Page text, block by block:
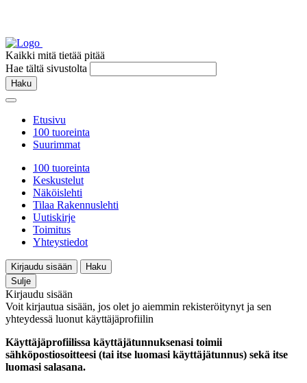
Kaikki mitä tietää pitää
Hae tältä sivustolta
Haku
Etusivu
100 tuoreinta
Suurimmat
100 tuoreinta
Keskustelut
Näköislehti
Tilaa Rakennuslehti
Uutiskirje
Toimitus
Yhteystiedot
Kirjaudu sisään
Haku
Sulje
Kirjaudu sisään
Voit kirjautua sisään, jos olet jo aiemmin rekisteröitynyt ja sen
yhteydessä luonut käyttäjäprofiilin
Käyttäjäprofiilissa käyttäjätunnuksenasi toimii
sähköpostiosoitteesi (tai itse luomasi käyttäjätunnus) sekä itse
luomasi salasana.